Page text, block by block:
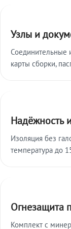
Узлы и
Соединительные
карты сборки,
Надёжность
Изоляция без
температура до
Огнезащита
Комплект с